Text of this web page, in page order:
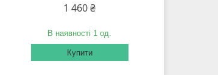
1 460 ₴
В наявності 1 од.
Купити